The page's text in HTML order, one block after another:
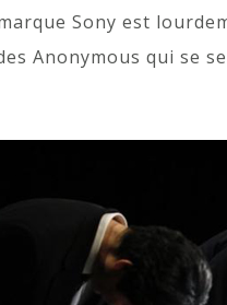
Sony est
Anonymous qui se